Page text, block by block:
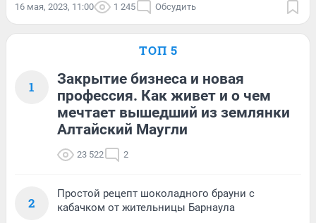
16 мая, 2023, 11:00 1 245 Обсудить
ТОП 5
1
Закрытие бизнеса и новая
профессия. Как живет и о чем
мечтает вышедший из землянки
Алтайский Маугли
23 522 2
2
Простой рецепт шоколадного брауни с
кабачком от жительницы Барнаула